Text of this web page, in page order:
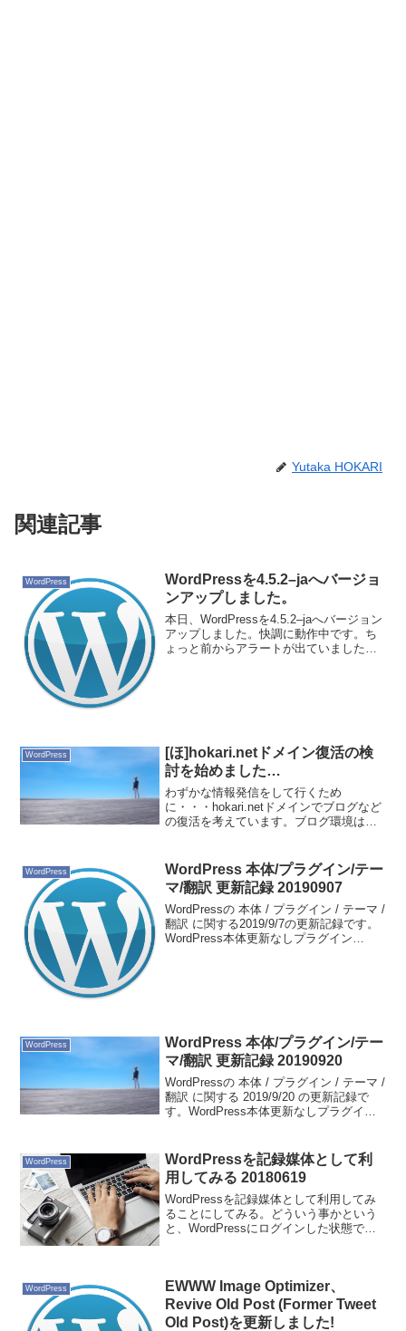
Yutaka HOKARI
関連記事
WordPress
WordPressを4.5.2–jaへバージョ
ンアップしました。
本日、WordPressを4.5.2–jaへバージョン
アップしました。快調に動作中です。ち
ょっと前からアラートが出ていました
WordPress
[ほ]hokari.netドメイン復活の検
討を始めました…
わずかな情報発信をして行くため
に・・・hokari.netドメインでブログなど
の復活を考えています。ブログ環境は、
から。構築時は、AWS Ma...
WordPress
WordPress 本体/プラグイン/テー
マ/翻訳 更新記録 20190907
WordPressの 本体 / プラグイン / テーマ /
翻訳 に関する2019/9/7の更新記録です。
WordPress本体更新なしプラグイン
WordPress
WordPress 本体/プラグイン/テー
マ/翻訳 更新記録 20190920
WordPressの 本体 / プラグイン / テーマ /
翻訳 に関する 2019/9/20 の更新記録で
す。WordPress本体更新なしプラグイン
WordPress
WordPressを記録媒体として利
用してみる 20180619
WordPressを記録媒体として利用してみ
ることにしてみる。どういう事かという
と、WordPressにログインした状態での
る。Fac...
WordPress
EWWW Image Optimizer、
Revive Old Post (Former Tweet
Old Post)を更新しました!